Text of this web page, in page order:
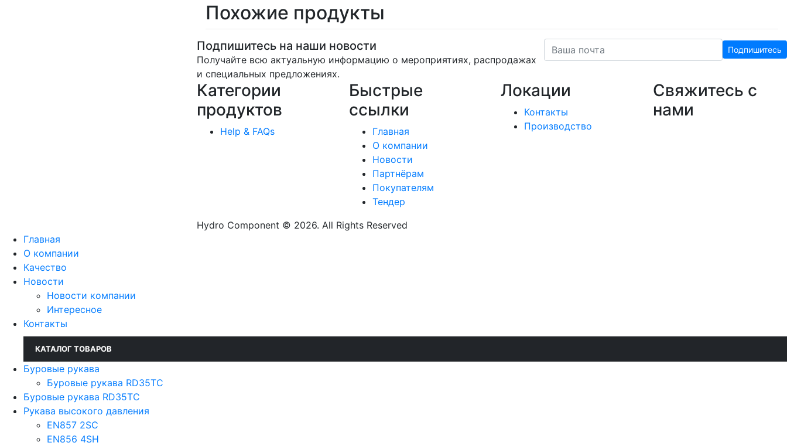
Похожие продукты
Подпишитесь на наши новости
Получайте всю актуальную информацию о мероприятиях, распродажах
и специальных предложениях.
Подпишитесь
Категории
продуктов
Help & FAQs
Быстрые
ссылки
Главная
О компании
Новости
Партнёрам
Покупателям
Тендер
Локации
Контакты
Производство
Свяжитесь с
нами
Hydro Component © 2026. All Rights Reserved
Главная
О компании
Качество
Новости
Новости компании
Интересное
Контакты
КАТАЛОГ ТОВАРОВ
Буровые рукава
Буровые рукава RD35TC
Буровые рукава RD35TC
Рукава высокого давления
EN857 2SС
EN856 4SH